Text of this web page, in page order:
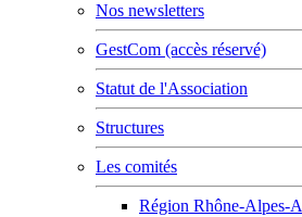
Nos newsletters
GestCom (accès réservé)
Statut de l'Association
Structures
Les comités
Région Rhône-Alpes-